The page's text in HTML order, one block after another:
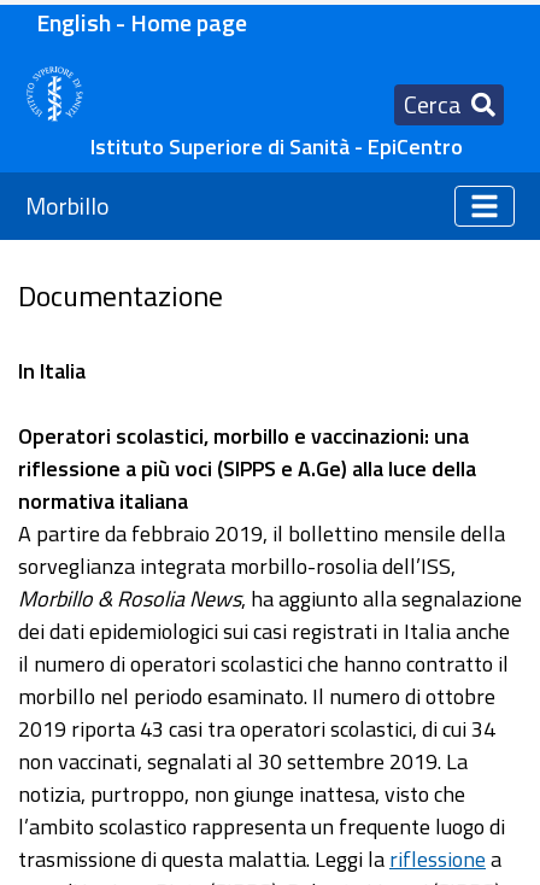
English - Home page
Cerca
Istituto Superiore di Sanità - EpiCentro
Morbillo
Documentazione
In Italia
Operatori scolastici, morbillo e vaccinazioni: una
riflessione a più voci (SIPPS e A.Ge) alla luce della
normativa italiana
A partire da febbraio 2019, il bollettino mensile della
sorveglianza integrata morbillo-rosolia dell’ISS,
Morbillo & Rosolia News, ha aggiunto alla segnalazione
dei dati epidemiologici sui casi registrati in Italia anche
il numero di operatori scolastici che hanno contratto il
morbillo nel periodo esaminato. Il numero di ottobre
2019 riporta 43 casi tra operatori scolastici, di cui 34
non vaccinati, segnalati al 30 settembre 2019. La
notizia, purtroppo, non giunge inattesa, visto che
l’ambito scolastico rappresenta un frequente luogo di
trasmissione di questa malattia. Leggi lariflessionea